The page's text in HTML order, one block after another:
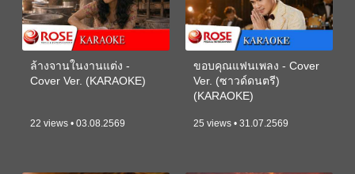
ล้างจานในงานแต่ง -
Cover Ver. (KARAOKE)
22 views • 03.08.2569
ขอบคุณแฟนเพลง - Cover
Ver. (ซาวด์ดนตรี)
(KARAOKE)
25 views • 31.07.2569